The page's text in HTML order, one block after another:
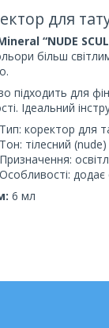
для
“NUDE
більш
підходить для
Ідеальний
Тип: коректор для
Тон: тілесний (nude)
Призначення:
Особливості: додає
6 мл